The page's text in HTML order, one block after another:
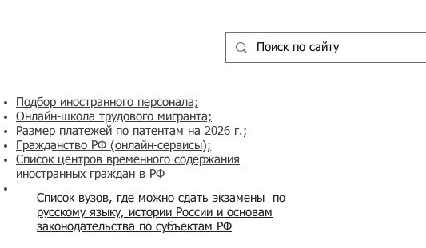
Список вузов, где можно сдать экзамены по
русскому языку, истории России и основам
законодательства по субъектам РФ
Подбор иностранного персонала;
Онлайн-школа трудового мигранта;
Размер платежей по патентам на 2026 г.;
Гражданство РФ (онлайн-сервисы);
Список центров временного содержания
иностранных граждан в РФ